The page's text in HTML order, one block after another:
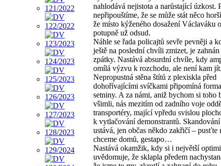
nahlodává nejistota a narůstající úzkost.
nepřipouštíme, že se může stát něco
že místo kýženého dosažení Václaváku
potupně už odsud.
Náhle se řada policajtů sevře pevněji a
ještě na poslední chvíli zmizet, je
zpátky. Nastává absurdní chvíle, kdy
omílá výzvu k rozchodu, ale není kam
Nepropustná stěna štítů z plexiskla před
dohořívajícími svíčkami připomíná
setniny. A za námi, aniž bychom si toho
všimli, nás mezitím od zadního voje
transportéry, mající vpředu svislou
k vytlačování demonstrantů. Skandování
ustává, jen občas někdo zakřičí – pusťte
chceme domů, gestapo…
Nastává okamžik, kdy si i největší
uvědomuje, že sklapla předem